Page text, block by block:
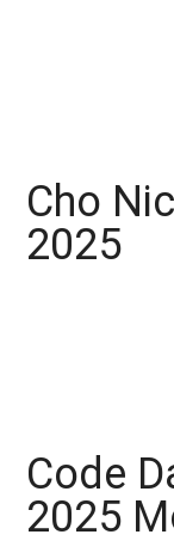
Cho
2025
Code
2025